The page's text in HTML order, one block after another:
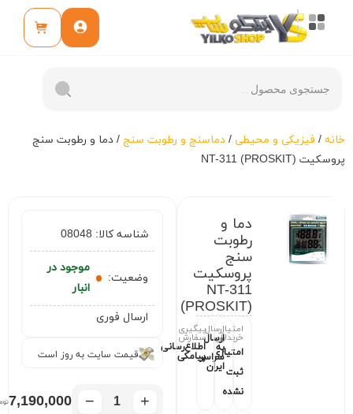
خانه / فیزیکی و محیطی / دماسنج و رطوبت سنج / دما و رطوبت سنج
پروسکیت NT-311 (PROSKIT)
دما و
رطوبت
سنج
پروسکیت
NT-311
(PROSKIT)
امتیاز
خریداران
امتیازی
ثبت
نشده
ارسال
ارسال
به
سراسر
ایران
پیگیری
سفارش
اطلاع‌رسانی
پیامکی
شناسه کالا: 08048
وضعیت:
موجود در
انبار
ارسال فوری
قیمت سایت به روز است
+
−
7,190,000